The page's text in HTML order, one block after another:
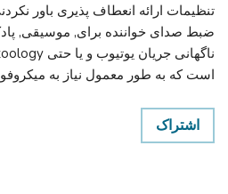
تنظیمات ارائه انعطاف پذیری باور
ضبط صدای خواننده برای, موسیقی,
است که به طور معمول نیاز به
اشتراک